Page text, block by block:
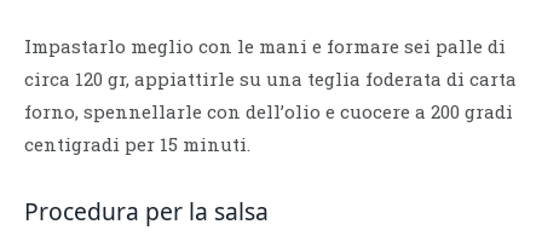
Impastarlo meglio con le mani e formare sei palle di
circa 120 gr, appiattirle su una teglia foderata di carta
forno, spennellarle con dell’olio e cuocere a 200 gradi
centigradi per 15 minuti.
Procedura per la salsa